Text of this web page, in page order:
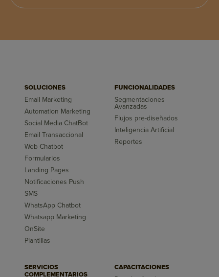
SOLUCIONES
Email Marketing
Automation Marketing
Social Media ChatBot
Email Transaccional
Web Chatbot
Formularios
Landing Pages
Notificaciones Push
SMS
WhatsApp Chatbot
Whatsapp Marketing
OnSite
Plantillas
FUNCIONALIDADES
Segmentaciones
Avanzadas
Flujos pre-diseñados
Inteligencia Artificial
Reportes
SERVICIOS
COMPLEMENTARIOS
CAPACITACIONES